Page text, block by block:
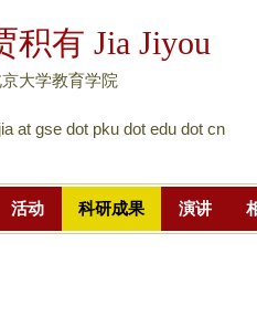
主
积有 Jia Jiyou
大学教育学院
at gse dot pku dot edu dot cn
活动 科研成果 演讲